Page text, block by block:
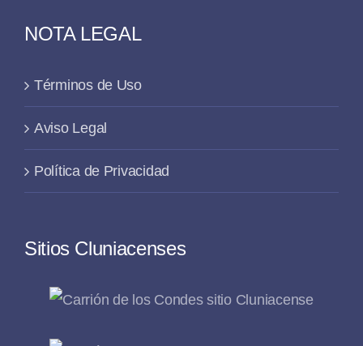
NOTA LEGAL
Términos de Uso
Aviso Legal
Política de Privacidad
Sitios Cluniacenses